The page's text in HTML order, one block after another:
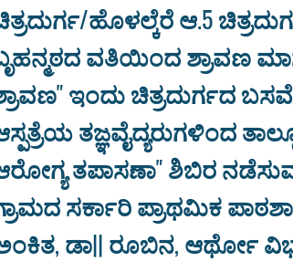
ಹೊಳಲ್ಕೆರೆ ಆ.5
ವತಿಯಿಂದ ಶ್ರಾವಣ
ಇಂದು ಚಿತ್ರದುರ್ಗದ
ತಜ್ಞವೈದ್ಯರುಗಳಿಂದ
ತಪಾಸಣಾ" ಶಿಬಿರ
ಸರ್ಕಾರಿ ಪ್ರಾಥಮಿಕ
ಡಾ|| ರೂಬಿನ, ಆರ್ಥೋ